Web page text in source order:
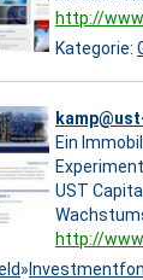
http://
Kategorie:
Ein
UST
http://
»